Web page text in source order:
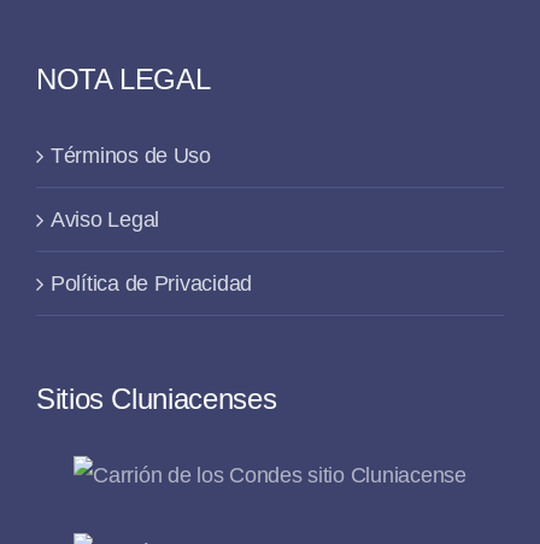
NOTA LEGAL
Términos de Uso
Aviso Legal
Política de Privacidad
Sitios Cluniacenses